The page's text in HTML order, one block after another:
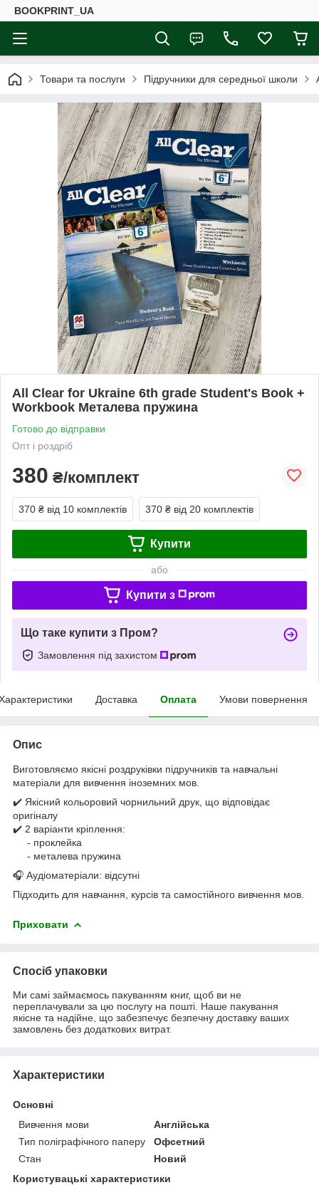
BOOKPRINT_UA
Товари та послуги Підручники для середньої школи
All Clear for Ukraine 6th grade Student's Book +
Workbook Металева пружина
Готово до відправки
Опт і роздріб
380 ₴/комплект
370 ₴ від 10 комплектів 370 ₴ від 20 комплектів
Купити
або
Купити з
Що таке купити з Пром?
Замовлення під захистом
Доставка Оплата Умови повернення
Опис
Виготовляємо якісні роздруківки підручників та навчальні
матеріали для вивчення іноземних мов.
✔️ Якісний кольоровий чорнильний друк, що відповідає
оригіналу
✔️ 2 варіанти кріплення:
- проклейка
- металева пружина
🎧 Аудіоматеріали: відсутні
Підходить для навчання, курсів та самостійного вивчення мов.
Приховати
Спосіб упаковки
Ми самі займаємось пакуванням книг, щоб ви не
переплачували за цю послугу на пошті. Наше пакування
якісне та надійне, що забезпечує безпечну доставку ваших
замовлень без додаткових витрат.
Характеристики
Основні
Вивчення мови
Англійська
Тип поліграфічного паперу
Офсетний
Стан
Новий
Користувацькі характеристики